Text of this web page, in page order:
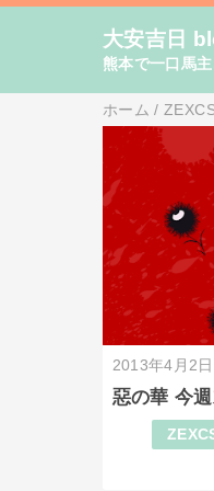
大安吉日
熊本で一口馬
ホーム /
2013年4月2日
惡の華 今